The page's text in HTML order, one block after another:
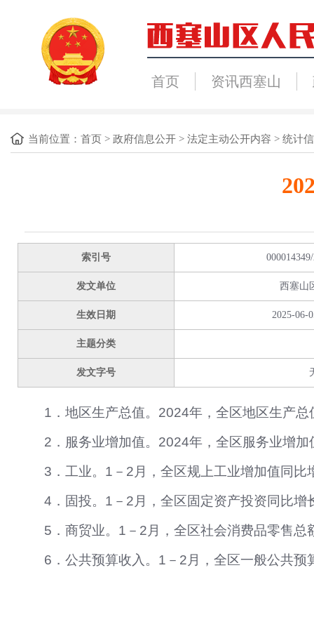
首页 资讯西塞山
当前位置： 首页 > 政府信息公开 > 法定主动公开内容 > 统计
索引号
发文单位 西塞山
生效日期 2025-06-
主题分类
发文字号
1． 地区生产总值。 2024年，全区地区生产总
2． 服务业增加值。 2024年，全区服务业增加
3． 工业。 1－2 月，全区规上工业增加值同比
4． 固投。 1－2 月，全区固定资产投资同比增
5． 商贸业。 1－2 月，全区社会消费品零售总
6． 公共预算收入。 1－2 月，全区一般公共预